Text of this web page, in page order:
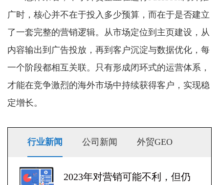
广时，核心并不在于投入多少预算，而在于是否建立
了一套完整的营销逻辑。从市场定位到主页建设，从
内容输出到广告投放，再到客户沉淀与数据优化，每
一个阶段都相互关联。只有形成闭环式的运营体系，
才能在竞争激烈的海外市场中持续获得客户，实现稳
定增长。
行业新闻 公司新闻 外贸GEO
2023年对营销可能不利，但仍